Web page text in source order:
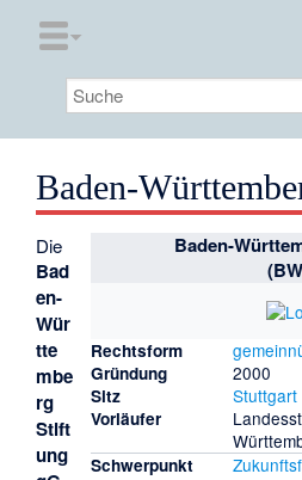
Baden-
Baden-
Rechtsform
Gründung 2000
Sitz Stuttgart
Vorläufer
Schwerpunkt
Die
Bad
en-
Wür
tte
mbe
rg
Stift
ung